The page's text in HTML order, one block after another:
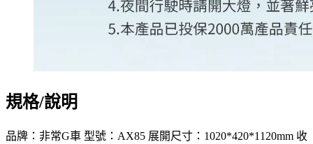
規格/說明
品牌：非常G車 型號：AX85 展開尺寸：1020*420*1120mm 收